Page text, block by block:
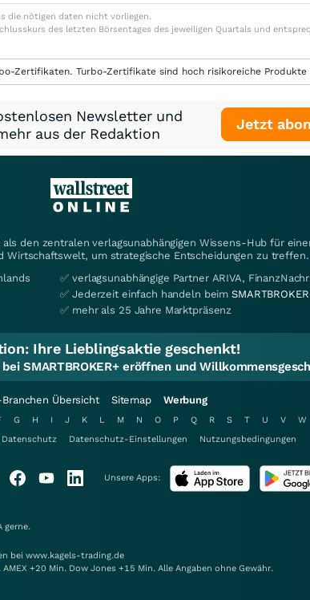
die nötigen daten nicht vorliegen.
des letzten Börsentages des jeweiligen Quartals und
Zertifikaten. Turbo-Zertifikate sind hoch risikoreiche
Newsletter und
aus der Redaktion
Jetzt
den zentralen verlagsunabhängigen Wissens-Hub für
Wirtschaftswelt, um strategische Entscheidungen zu treffen.
✅ verlagsunabhängige Partner ARIVA,
✅ Jederzeit einfach handeln beim
✅ mehr als 25 Jahre Marktpräsenz
Ihre Lieblingsaktie geschenkt!
SMARTBROKER+ eröffnen und
Übersicht Sitemap Werbung
G H I J K L M N O P Q R S T U V W
Datenschutz Datenschutz-Einstellungen Nutzungsbedingungen
Unsere Apps:
gerne.
bei www.kagels-trading.de
+20 Min. Dow Jones +15 Min. Alle Angaben ohne Gewähr.